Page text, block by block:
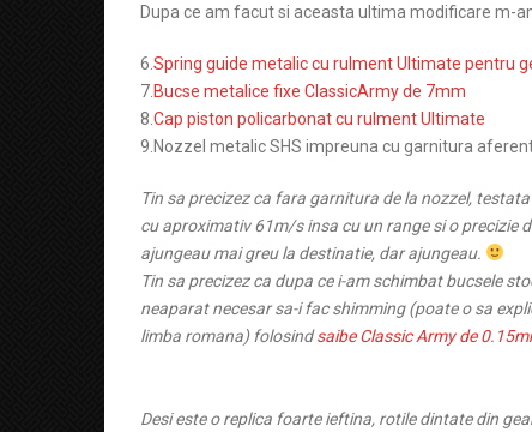
Dupa ce am facut si aceasta ultima modificare m-
6. Spring guide metalic cu rulment Ultimate pentru
7. Bucse metalice fixe ClassicArmy de 7mm
8. Cap piston policarbonat cu rulment Ultimate
9.Nozzel metalic SHS impreuna cu garnitura
Tin sa precizez ca fara garnitura de la nozzel,
cu aproximativ 61m/s insa cu un range si o precizie
ajungeau mai greu la destinatie, dar ajungeau.
Tin sa precizez ca dupa ce i-am schimbat bucsele
neaparat necesar sa-i fac shimming (poate o sa
limba romana) folosindsaibe Classic Army de
Desi este o replica foarte ieftina, rotile dintate din